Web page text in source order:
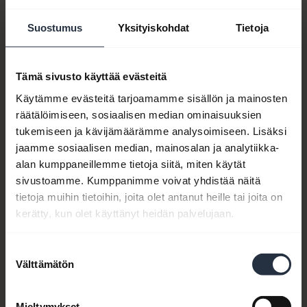
Suostumus Yksityiskohdat Tietoja
Tämä sivusto käyttää evästeitä
Käytämme evästeitä tarjoamamme sisällön ja mainosten
räätälöimiseen, sosiaalisen median ominaisuuksien
tukemiseen ja kävijämäärämme analysoimiseen. Lisäksi
jaamme sosiaalisen median, mainosalan ja analytiikka-
alan kumppaneillemme tietoja siitä, miten käytät
sivustoamme. Kumppanimme voivat yhdistää näitä
tietoja muihin tietoihin, joita olet antanut heille tai joita on
kerätty, kun olet käyttänyt heidän palvelujaan.
valinta
Välttämätön
Tuotenumero:14501-21